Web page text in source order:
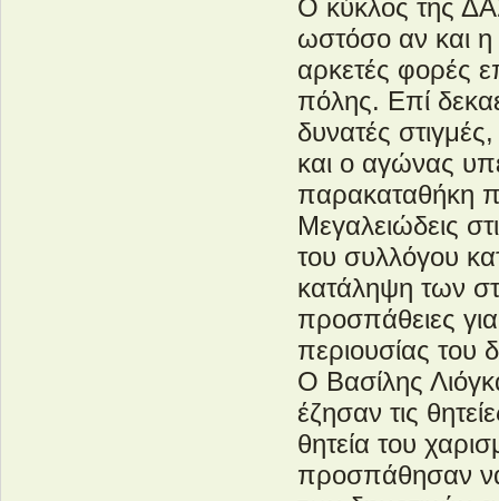
Ο κύκλος της
ωστόσο αν και
αρκετές φορές
πόλης. Επί
δυνατές
και ο αγώνας
παρακαταθήκη
Μεγαλειώδεις
του συλλόγου
κατάληψη των
προσπάθειες
περιουσίας
Ο Βασίλης
έζησαν τις
θητεία του
προσπάθησαν να